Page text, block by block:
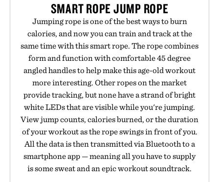
SMART ROPE JUMP ROPE
Jumping rope is one of the best ways to burn
calories, and now you can train and track at the
same time with this smart rope. The rope combines
form and function with comfortable 45 degree
angled handles to help make this age-old workout
more interesting. Other ropes on the market
provide tracking, but none have a strand of bright
white LEDs that are visible while you're jumping.
View jump counts, calories burned, or the duration
of your workout as the rope swings in front of you.
All the data is then transmitted via Bluetooth to a
smartphone app — meaning all you have to supply
is some sweat and an epic workout soundtrack.